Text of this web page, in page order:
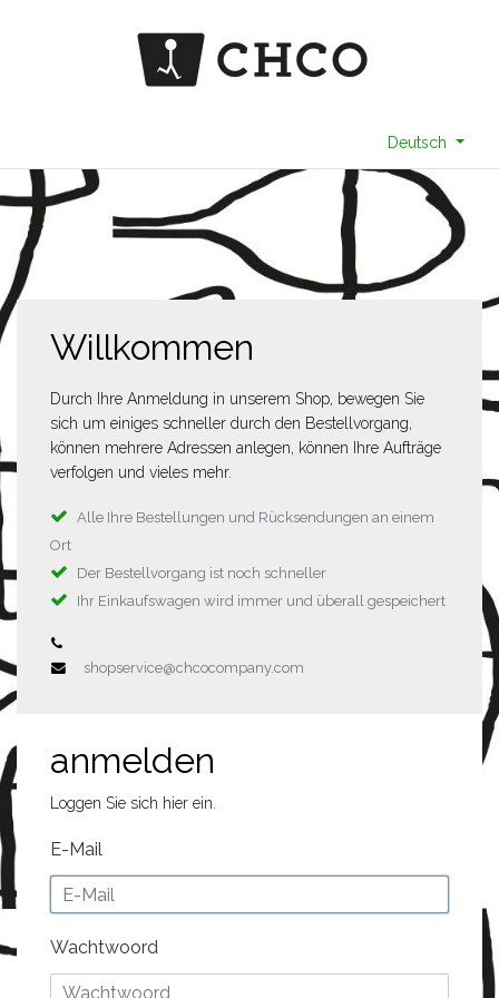
Deutsch
Willkommen
Durch Ihre Anmeldung in unserem Shop, bewegen Sie
sich um einiges schneller durch den Bestellvorgang,
können mehrere Adressen anlegen, können Ihre Aufträge
verfolgen und vieles mehr.
Alle Ihre Bestellungen und Rücksendungen an einem
Ort
Der Bestellvorgang ist noch schneller
Ihr Einkaufswagen wird immer und überall gespeichert
shopservice@chcocompany.com
anmelden
Loggen Sie sich hier ein.
E-Mail
Wachtwoord